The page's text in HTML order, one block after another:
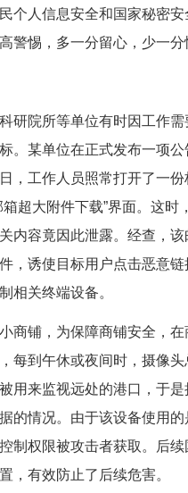
个人信息安全和国家秘密
警惕，多一分留心，少一分
所等单位有时因工作需
。某单位在正式发布一项
，工作人员照常打开了一
超大附件下载”界面。这
内容竟因此泄露。经查，该
，诱使目标用户点击恶意
相关终端设备。
，为保障商铺安全，在
每到午休或夜间时，摄像
用来监视远处的港口，于
的情况。由于该设备使用
制权限被攻击者获取。后
，有效防止了后续危害。